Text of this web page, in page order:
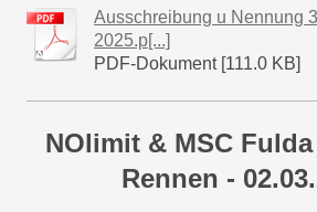
Ausschreibung u Nennung
2025.p[...]
PDF-Dokument [111.0 KB]
NOlimit & MSC
Rennen -